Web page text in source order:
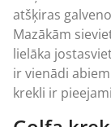
atšķiras
Mazākām
lielāka
ir vienādi
krekli ir